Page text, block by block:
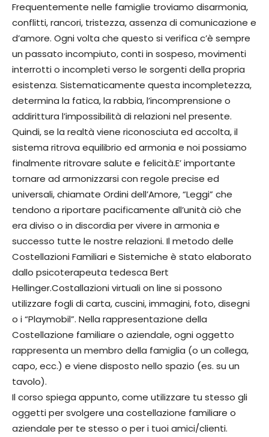
Frequentemente nelle famiglie troviamo disarmonia,
conflitti, rancori, tristezza, assenza di comunicazione e
d’amore. Ogni volta che questo si verifica c’è sempre
un passato incompiuto, conti in sospeso, movimenti
interrotti o incompleti verso le sorgenti della propria
esistenza. Sistematicamente questa incompletezza,
determina la fatica, la rabbia, l’incomprensione o
addirittura l’impossibilità di relazioni nel presente.
Quindi, se la realtà viene riconosciuta ed accolta, il
sistema ritrova equilibrio ed armonia e noi possiamo
finalmente ritrovare salute e felicità.E’ importante
tornare ad armonizzarsi con regole precise ed
universali, chiamate Ordini dell’Amore, “Leggi” che
tendono a riportare pacificamente all’unità ciò che
era diviso o in discordia per vivere in armonia e
successo tutte le nostre relazioni. Il metodo delle
Costellazioni Familiari e Sistemiche è stato elaborato
dallo psicoterapeuta tedesca Bert
Hellinger.Costallazioni virtuali on line si possono
utilizzare fogli di carta, cuscini, immagini, foto, disegni
o i “Playmobil”. Nella rappresentazione della
Costellazione familiare o aziendale, ogni oggetto
rappresenta un membro della famiglia (o un collega,
capo, ecc.) e viene disposto nello spazio (es. su un
tavolo).
Il corso spiega appunto, come utilizzare tu stesso gli
oggetti per svolgere una costellazione familiare o
aziendale per te stesso o per i tuoi amici/clienti.